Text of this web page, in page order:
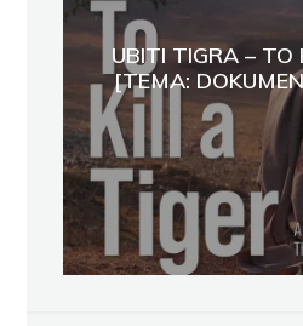
UBITI TIGRA – TO
[TEMA: